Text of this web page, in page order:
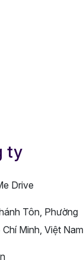
ty
Drive
Tôn, Phường
Minh, Việt Nam